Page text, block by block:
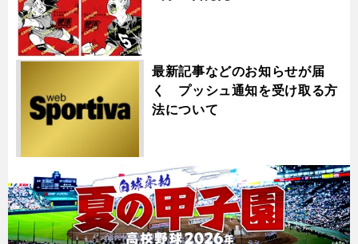
最新記事などのお知らせが届
く プッシュ通知を受け取る方
法について